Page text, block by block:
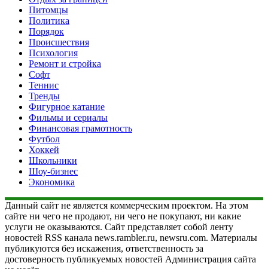
Питомцы
Политика
Порядок
Происшествия
Психология
Ремонт и стройка
Софт
Теннис
Тренды
Фигурное катание
Фильмы и сериалы
Финансовая грамотность
Футбол
Хоккей
Школьники
Шоу-бизнес
Экономика
Данный сайт не является коммерческим проектом. На этом
сайте ни чего не продают, ни чего не покупают, ни какие
услуги не оказываются. Сайт представляет собой ленту
новостей RSS канала news.rambler.ru, newsru.com. Материалы
публикуются без искажения, ответственность за
достоверность публикуемых новостей Администрация сайта